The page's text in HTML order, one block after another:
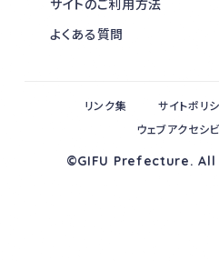
よくある質問
©GIFU Prefecture.
リンク集 サイトポリ
ウェブアクセシ